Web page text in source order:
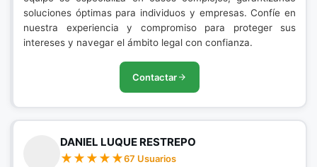
soluciones óptimas para individuos y empresas. Confíe en
nuestra experiencia y compromiso para proteger sus
intereses y navegar el ámbito legal con confianza.
Contactar
DANIEL LUQUE RESTREPO
67 Usuarios